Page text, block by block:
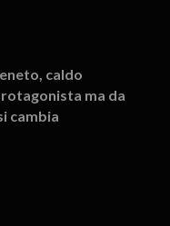
caldo
ma da
cambia